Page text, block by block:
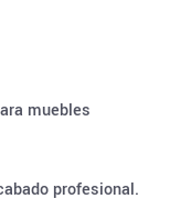
muebles
profesional.